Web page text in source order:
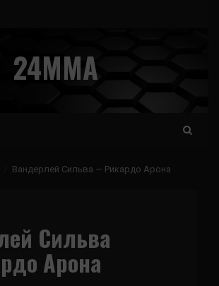
24MMA
Вандерлей Сильва — Рикардо Арона
Сильва
Арона